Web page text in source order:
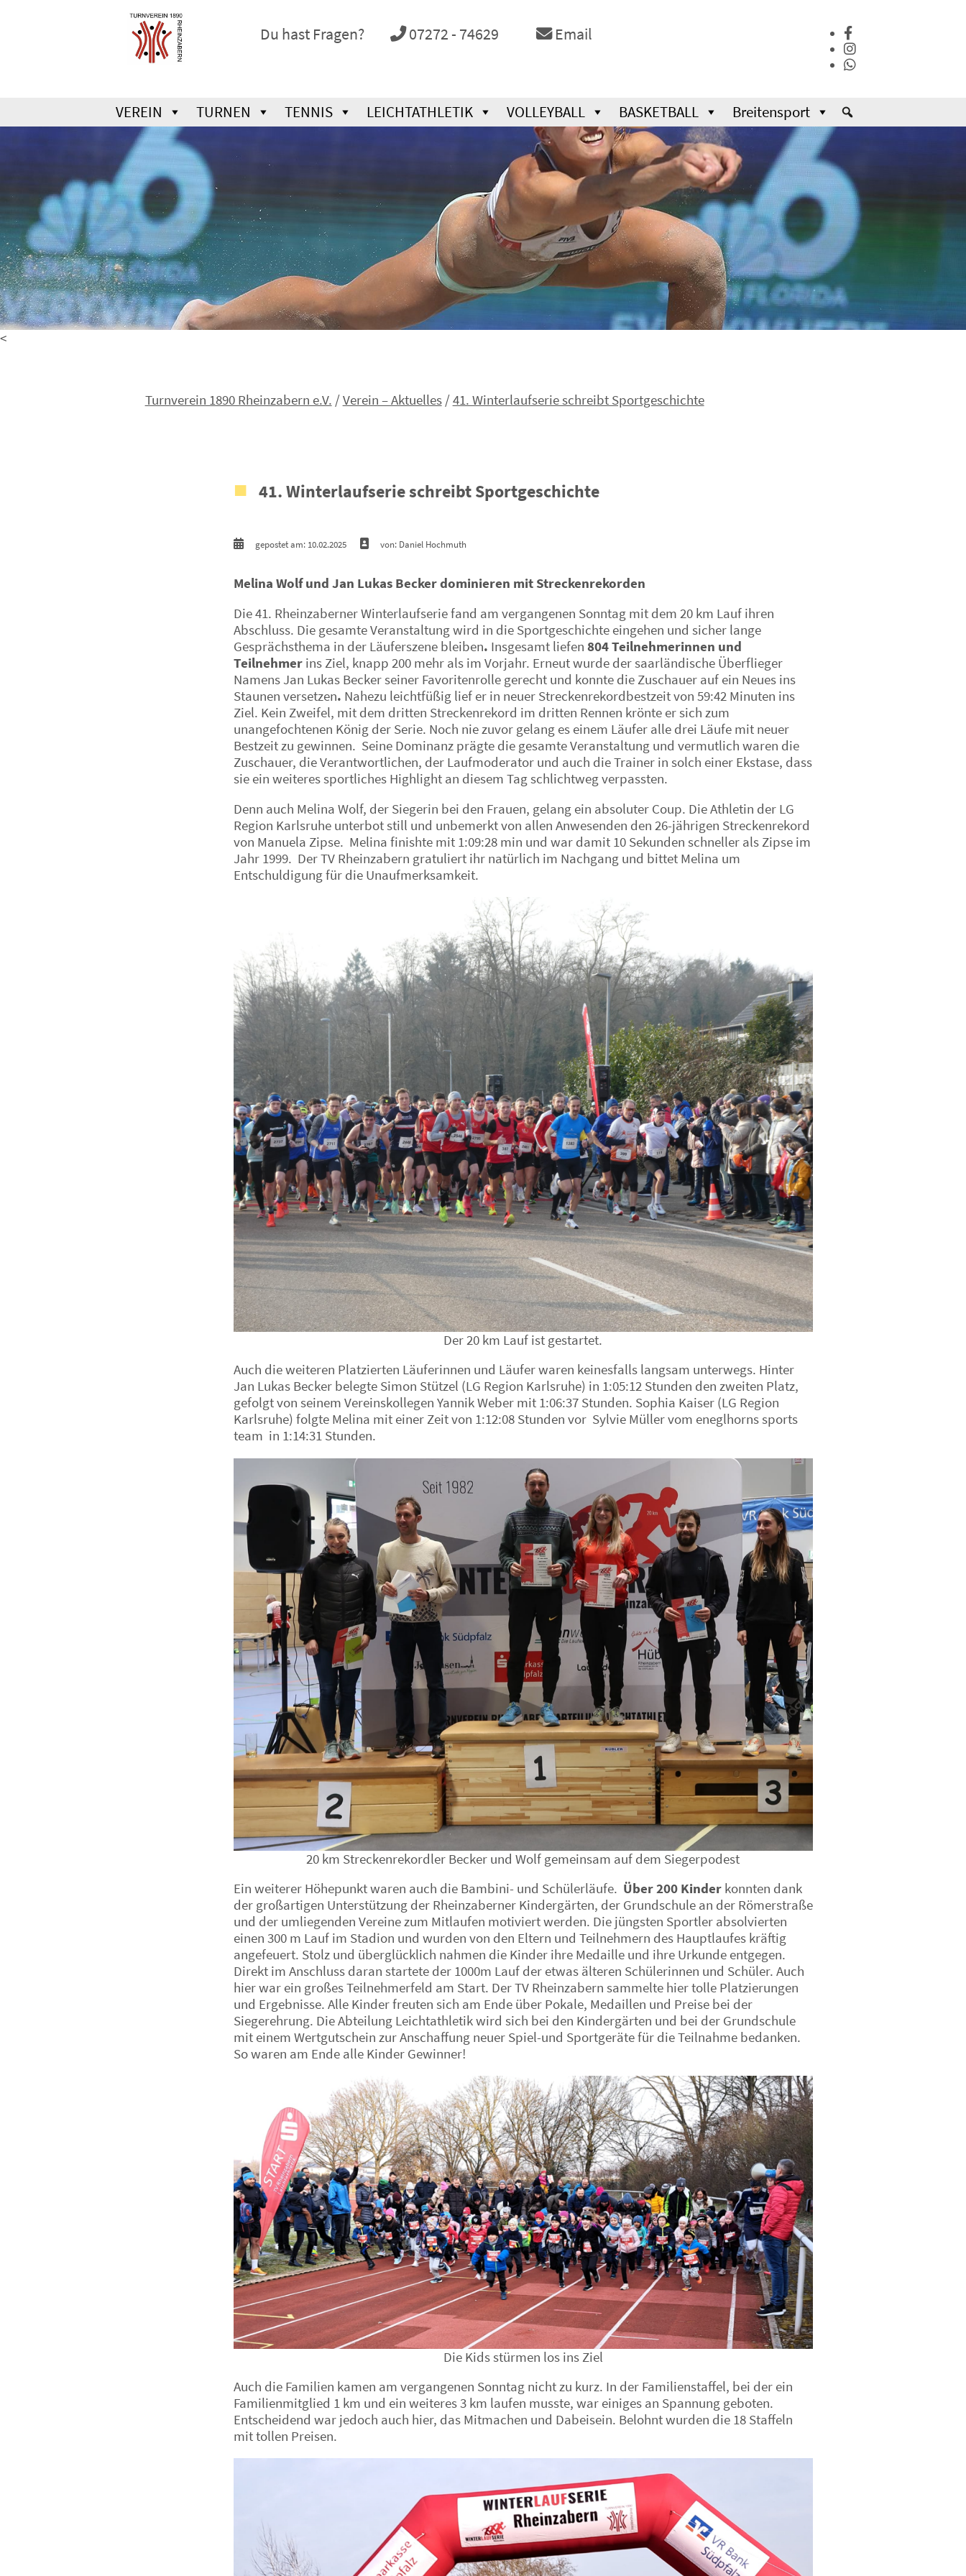
Du hast Fragen? 07272 - 74629 Email
VEREIN TURNEN TENNIS LEICHTATHLETIK VOLLEYBALL BASKETBALL Breitensport
<
Turnverein 1890 Rheinzabern e.V. /Verein – Aktuelles/41. Winterlaufserie schreibt Sportgeschichte
41. Winterlaufserie schreibt Sportgeschichte
gepostet am: 10.02.2025 von: Daniel Hochmuth
Melina Wolf und Jan Lukas Becker dominieren mit Streckenrekorden
Die 41. Rheinzaberner Winterlaufserie fand am vergangenen Sonntag mit dem 20 km Lauf ihren
Abschluss. Die gesamte Veranstaltung wird in die Sportgeschichte eingehen und sicher lange
Gesprächsthema in der Läuferszene bleiben. Insgesamt liefen 804 Teilnehmerinnen und
Teilnehmerins Ziel, knapp 200 mehr als im Vorjahr. Erneut wurde der saarländische Überflieger
Namens Jan Lukas Becker seiner Favoritenrolle gerecht und konnte die Zuschauer auf ein Neues ins
Staunen versetzen. Nahezu leichtfüßig lief er in neuer Streckenrekordbestzeit von 59:42 Minuten ins
Ziel. Kein Zweifel, mit dem dritten Streckenrekord im dritten Rennen krönte er sich zum
unangefochtenen König der Serie. Noch nie zuvor gelang es einem Läufer alle drei Läufe mit neuer
Bestzeit zu gewinnen. Seine Dominanz prägte die gesamte Veranstaltung und vermutlich waren die
Zuschauer, die Verantwortlichen, der Laufmoderator und auch die Trainer in solch einer Ekstase, dass
sie ein weiteres sportliches Highlight an diesem Tag schlichtweg verpassten.
Denn auch Melina Wolf, der Siegerin bei den Frauen, gelang ein absoluter Coup. Die Athletin der LG
Region Karlsruhe unterbot still und unbemerkt von allen Anwesenden den 26-jährigen Streckenrekord
von Manuela Zipse. Melina finishte mit 1:09:28 min und war damit 10 Sekunden schneller als Zipse im
Jahr 1999. Der TV Rheinzabern gratuliert ihr natürlich im Nachgang und bittet Melina um
Entschuldigung für die Unaufmerksamkeit.
Der 20 km Lauf ist gestartet.
Auch die weiteren Platzierten Läuferinnen und Läufer waren keinesfalls langsam unterwegs. Hinter
Jan Lukas Becker belegte Simon Stützel (LG Region Karlsruhe) in 1:05:12 Stunden den zweiten Platz,
gefolgt von seinem Vereinskollegen Yannik Weber mit 1:06:37 Stunden. Sophia Kaiser (LG Region
Karlsruhe) folgte Melina mit einer Zeit von 1:12:08 Stunden vor Sylvie Müller vom eneglhorns sports
team in 1:14:31 Stunden.
20 km Streckenrekordler Becker und Wolf gemeinsam auf dem Siegerpodest
Ein weiterer Höhepunkt waren auch die Bambini- und Schülerläufe. Über 200 Kinderkonnten dank
der großartigen Unterstützung der Rheinzaberner Kindergärten, der Grundschule an der Römerstraße
und der umliegenden Vereine zum Mitlaufen motiviert werden. Die jüngsten Sportler absolvierten
einen 300 m Lauf im Stadion und wurden von den Eltern und Teilnehmern des Hauptlaufes kräftig
angefeuert. Stolz und überglücklich nahmen die Kinder ihre Medaille und ihre Urkunde entgegen.
Direkt im Anschluss daran startete der 1000m Lauf der etwas älteren Schülerinnen und Schüler. Auch
hier war ein großes Teilnehmerfeld am Start. Der TV Rheinzabern sammelte hier tolle Platzierungen
und Ergebnisse. Alle Kinder freuten sich am Ende über Pokale, Medaillen und Preise bei der
Siegerehrung. Die Abteilung Leichtathletik wird sich bei den Kindergärten und bei der Grundschule
mit einem Wertgutschein zur Anschaffung neuer Spiel-und Sportgeräte für die Teilnahme bedanken.
So waren am Ende alle Kinder Gewinner!
Die Kids stürmen los ins Ziel
Auch die Familien kamen am vergangenen Sonntag nicht zu kurz. In der Familienstaffel, bei der ein
Familienmitglied 1 km und ein weiteres 3 km laufen musste, war einiges an Spannung geboten.
Entscheidend war jedoch auch hier, das Mitmachen und Dabeisein. Belohnt wurden die 18 Staffeln
mit tollen Preisen.